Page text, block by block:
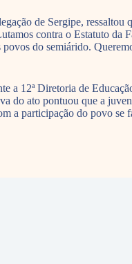
de Sergipe, ressaltou
contra o Estatuto
do semiárido.
a 12ª Diretoria de
do ato pontuou que a
a participação do povo se